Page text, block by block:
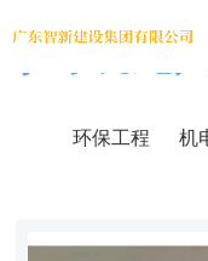
尊时凯龙
环保工程 机